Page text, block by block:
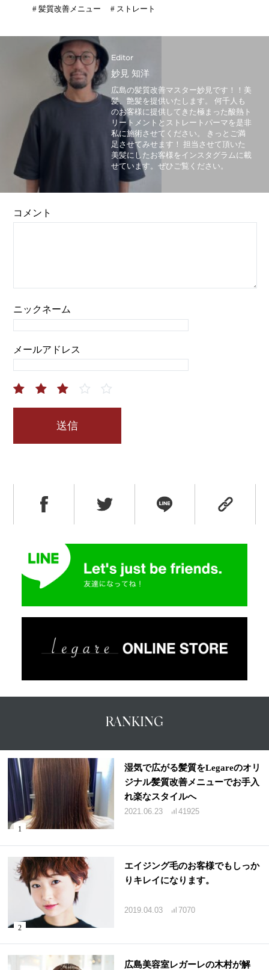
# 髪質改善メニュー # ストレート
Editor
妙見 知洋
広島の髪質改善マスター妙見です！！美
髪、艶髪を提供いたします。 何千人も
のお客様に提供してきた極まった酸熱ト
リートメントとストレートパーマを是非
私に施術させてください。 きっとご満
足させてみせます！ 担当させて頂いた
美髪にしたお客様をインスタグラムに載
せています。ぜひご覧ください。
コメント
ニックネーム
メールアドレス
RANKING
湿気で広がる髪質をLegareのオリ
ジナル髪質改善メニューでお手入
れ楽なスタイルへ
2021.06.23 41925
エイジング毛のお客様でもしっか
りキレイになります。
2019.04.03 7070
広島美容室レガーレの木村が解